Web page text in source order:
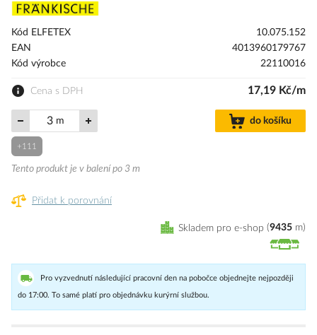
obrázky
Kód ELFETEX
10.075.152
EAN
4013960179767
Kód výrobce
22110016
Cena s DPH 17,19 Kč/m
m do košíku
+111
Tento produkt je v balení po 3 m
Přidat k porovnání
Skladem pro e-shop 9435 m
Pro vyzvednutí následující pracovní den na pobočce objednejte nejpozději
do 17:00. To samé platí pro objednávku kurýrní službou.